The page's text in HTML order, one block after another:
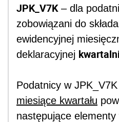
JPK_V7K– dla
zobowiązani do
ewidencyjnej
deklaracyjnej
Podatnicy w JPK_V7K
miesiące kwartału
następujące